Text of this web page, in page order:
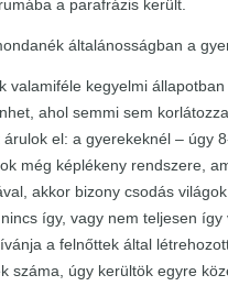
a parafrázis került.
általánosságban a
valamiféle kegyelmi
ahol semmi sem
el: a gyerekeknél – úgy
még képlékeny rendszere,
akkor bizony csodás
így, vagy nem teljesen
a felnőttek által
száma, úgy kerültök egyre